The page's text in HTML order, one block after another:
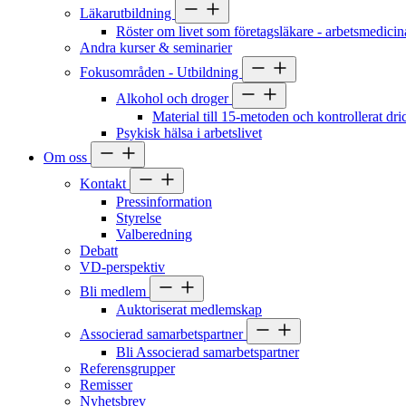
Läkarutbildning
Röster om livet som företagsläkare -
Andra kurser & seminarier
Fokusområden - Utbildning
Alkohol och droger
Material till 15-metoden och kontrollerat
Psykisk hälsa i arbetslivet
Om oss
Kontakt
Pressinformation
Styrelse
Valberedning
Debatt
VD-perspektiv
Bli medlem
Auktoriserat medlemskap
Associerad samarbetspartner
Bli Associerad samarbetspartner
Referensgrupper
Remisser
Nyhetsbrev